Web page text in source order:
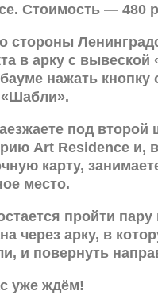
Стоимость — 480
стороны
в арку с вывеской
нажать кнопку
«Шабли».
под второй
Art Residence и,
карту,
место.
пройти
через арку, в
и повернуть
уже ждём!